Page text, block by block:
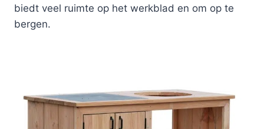
biedt veel ruimte op het werkblad en om op te
bergen.